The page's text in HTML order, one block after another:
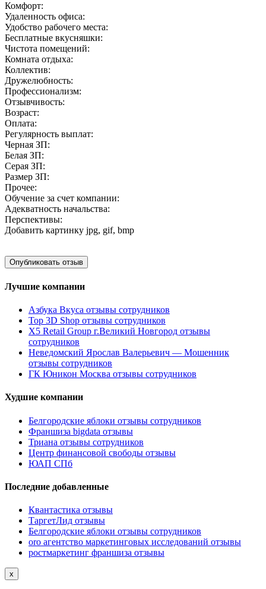
Комфорт:
Удаленность офиса:
Удобство рабочего места:
Бесплатные вкусняшки:
Чистота помещений:
Комната отдыха:
Коллектив:
Дружелюбность:
Профессионализм:
Отзывчивость:
Возраст:
Оплата:
Регулярность выплат:
Черная ЗП:
Белая ЗП:
Серая ЗП:
Размер ЗП:
Прочее:
Обучение за счет компании:
Адекватность начальства:
Перспективы:
Добавить картинку jpg, gif, bmp
Лучшие компании
Азбука Вкуса отзывы сотрудников
Top 3D Shop отзывы сотрудников
X5 Retail Group г.Великий Новгород отзывы
сотрудников
Неведомский Ярослав Валерьевич — Мошенник
отзывы сотрудников
ГК Юникон Москва отзывы сотрудников
Худшие компании
Белгородские яблоки отзывы сотрудников
Франшиза bigdata отзывы
Триана отзывы сотрудников
Центр финансовой свободы отзывы
ЮАП СПб
Последние добавленные
Квантастика отзывы
ТаргетЛид отзывы
Белгородские яблоки отзывы сотрудников
oro агентство маркетинговых исследований отзывы
ростмаркетинг франшиза отзывы
x